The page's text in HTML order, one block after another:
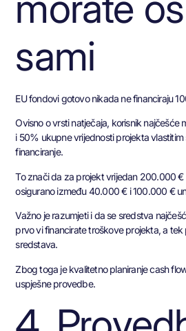
sami
EU fondovi gotovo nikada ne financiraju
Ovisno o vrsti natječaja, korisnik najčešće
i 50% ukupne vrijednosti projekta
financiranje.
To znači da za projekt vrijedan 200.000 €
osigurano između 40.000 € i 100.000 €
Važno je razumjeti i da se sredstva
prvo vi financirate troškove projekta, a
sredstava.
Zbog toga je kvalitetno planiranje cash
uspješne provedbe.